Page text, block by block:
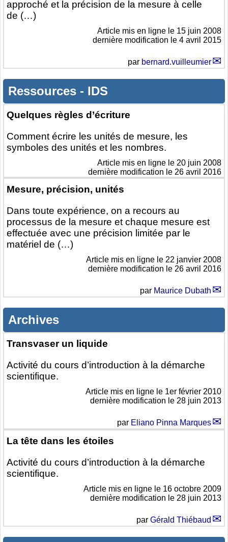
approché et la précision de la mesure à celle
de (…)
Article mis en ligne le 15 juin 2008
dernière modification le 4 avril 2015
par bernard.vuilleumier
Ressources - IDS
Quelques règles d’écriture
Comment écrire les unités de mesure, les
symboles des unités et les nombres.
Article mis en ligne le 20 juin 2008
dernière modification le 26 avril 2016
Mesure, précision, unités
Dans toute expérience, on a recours au
processus de la mesure et chaque mesure est
effectuée avec une précision limitée par le
matériel de (…)
Article mis en ligne le 22 janvier 2008
dernière modification le 26 avril 2016
par Maurice Dubath
Archives
Transvaser un liquide
Activité du cours d’introduction à la démarche
scientifique.
Article mis en ligne le 1er février 2010
dernière modification le 28 juin 2013
par Eliano Pinna Marques
La tête dans les étoiles
Activité du cours d’introduction à la démarche
scientifique.
Article mis en ligne le 16 octobre 2009
dernière modification le 28 juin 2013
par Gérald Thiébaud